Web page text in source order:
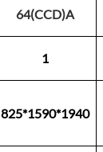
64(CCD)A
1
825*1590*1940